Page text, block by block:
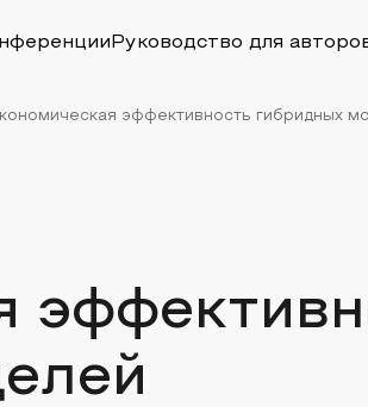
Руководство для
эффективность гибридных